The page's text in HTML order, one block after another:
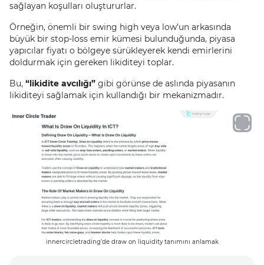
sağlayan koşulları oluştururlar.
Örneğin, önemli bir swing high veya low’un arkasında
büyük bir stop-loss emir kümesi bulunduğunda, piyasa
yapıcılar fiyatı o bölgeye sürükleyerek kendi emirlerini
doldurmak için gereken likiditeyi toplar.
Bu, “likidite avcılığı” gibi görünse de aslında piyasanın
likiditeyi sağlamak için kullandığı bir mekanizmadır.
innercircletrading’de draw on liquidity tanımını anlamak